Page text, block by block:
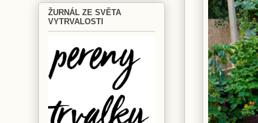
ŽURNÁL ZE SVĚTA
VYTRVALOSTI